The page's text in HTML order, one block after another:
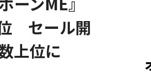
セール開
上位に